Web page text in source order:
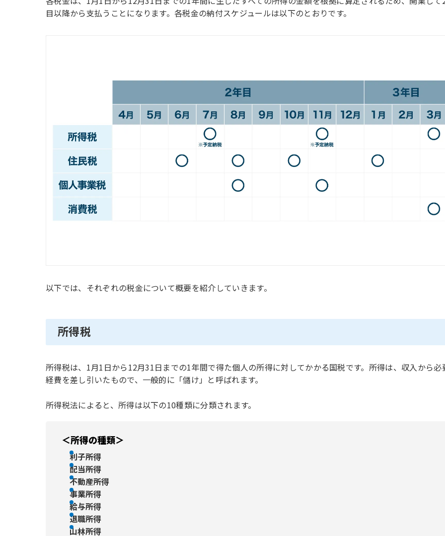
目以降から支払うことになります。各税金の納付スケジュールは以下のとおりです。
以下では、それぞれの税金について概要を紹介していきます。
所得税
所得税は、1月1日から12月31日までの1年間で得た個人の所得に対してかかる国税です。所得は、収入から必
経費を差し引いたもので、一般的に「儲け」と呼ばれます。
所得税法によると、所得は以下の10種類に分類されます。
＜所得の種類＞
利子所得
配当所得
不動産所得
事業所得
給与所得
退職所得
山林所得